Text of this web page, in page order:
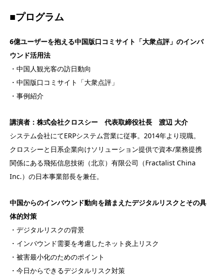
■プログラム
6億ユーザーを抱える中国版口コミサイト「大衆点評」のインバ
ウンド活用法
・中国人観光客の訪日動向
・中国版口コミサイト「大衆点評」
・事例紹介
講演者：株式会社クロスシー 代表取締役社長 渡辺 大介
システム会社にてERPシステム営業に従事。2014年より現職。
クロスシーと日系企業向けソリューション提供で資本/業務提携
関係にある飛拓信息技術（北京）有限公司（Fractalist China
Inc.）の日本事業部長を兼任。
中国からのインバウンド動向を踏まえたデジタルリスクとその具
体的対策
・デジタルリスクの背景
・インバウンド需要を考慮したネット炎上リスク
・被害最小化のためのポイント
・今日からできるデジタルリスク対策